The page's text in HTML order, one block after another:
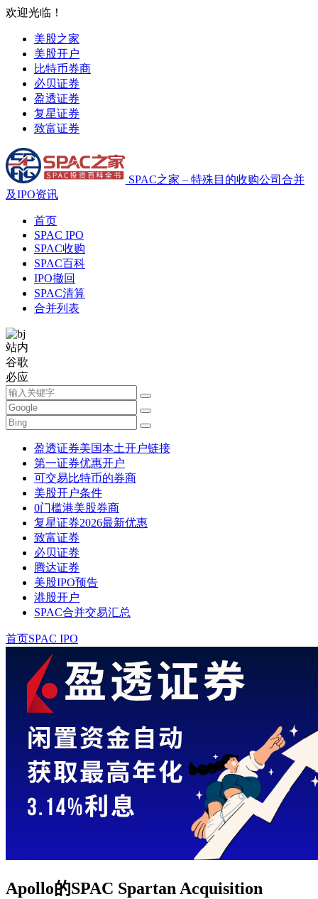
欢迎光临！
美股之家
美股开户
比特币券商
必贝证券
盈透证券
复星证券
致富证券
SPAC之家 – 特殊目的收购公司合并
及IPO资讯
首页
SPAC IPO
SPAC收购
SPAC百科
IPO撤回
SPAC清算
合并列表
站内
谷歌
必应
盈透证券美国本土开户链接
第一证券优惠开户
可交易比特币的券商
美股开户条件
0门槛港美股券商
复星证券2026最新优惠
致富证券
必贝证券
腾达证券
美股IPO预告
港股开户
SPAC合并交易汇总
首页SPAC IPO
Apollo的SPAC Spartan Acquisition